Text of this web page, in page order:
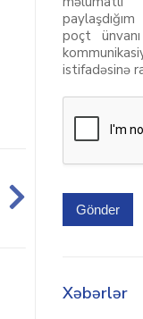
poçt
istifadəsinə
Gönder
Xəbərlər